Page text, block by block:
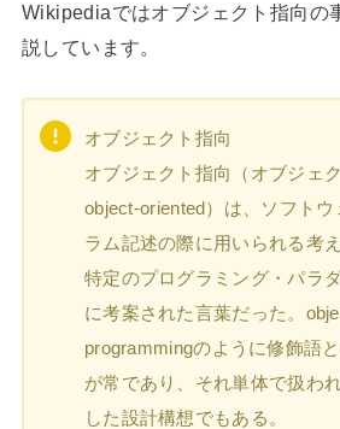
Wikipediaではオブジェクト指向の
説しています。
オブジェクト指向
オブジェクト指向（オブジェ
object-oriented）は、ソフト
ラム記述の際に用いられる考
特定のプログラミング・パラ
に考案された言葉だった。
programmingのように修飾語
が常であり、それ単体で扱わ
した設計構想でもある。